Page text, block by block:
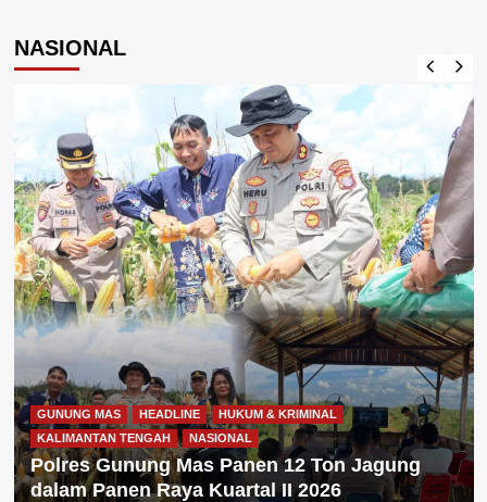
NASIONAL
GUNUNG MAS HEADLINE
HUKUM & KRIMINAL
KALIMANTAN TENGAH
NASIONAL
Polres Gunung Mas Panen 12 Ton Jagung
dalam Panen Raya Kuartal II 2026